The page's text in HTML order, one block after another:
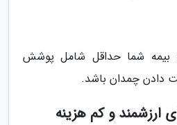
بیمه شما حداقل شامل پوشش
دادن چمدان باشد.
ارزشمند و کم هزینه